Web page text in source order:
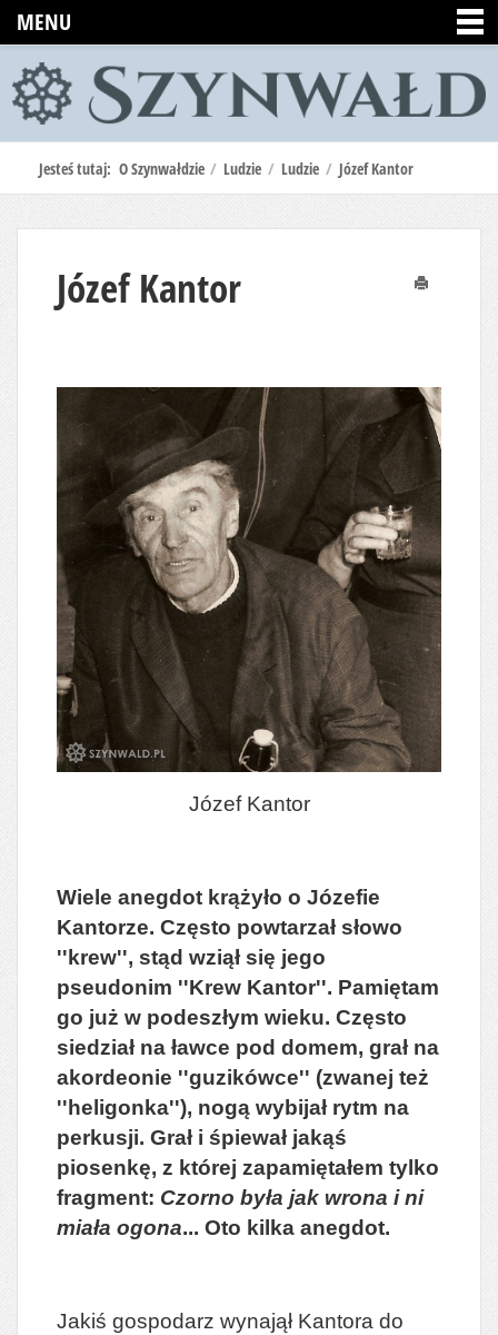
MENU
Jesteś tutaj: O Szynwałdzie / Ludzie / Ludzie / Józef Kantor
Józef Kantor
Józef Kantor
Wiele anegdot krążyło o Józefie
Kantorze. Często powtarzał słowo
''krew'', stąd wziął się jego
pseudonim ''Krew Kantor''. Pamiętam
go już w podeszłym wieku. Często
siedział na ławce pod domem, grał na
akordeonie ''guzikówce'' (zwanej też
''heligonka''), nogą wybijał rytm na
perkusji. Grał i śpiewał jakąś
piosenkę, z której zapamiętałem tylko
fragment: Czorno była jak wrona i ni
miała ogona... Oto kilka anegdot.
Jakiś gospodarz wynajął Kantora do